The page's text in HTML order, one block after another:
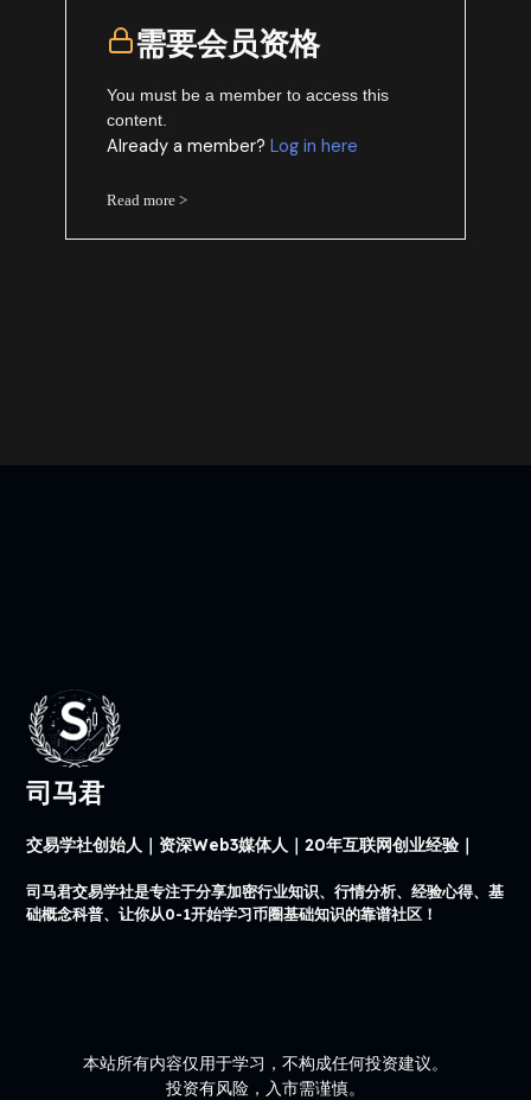
需要会员资格
You must be a member to access this
content.
Already a member?Log in here
Read more >
司马君
交易学社创始人｜资深Web3媒体人｜20年互联网创业经验｜
司马君交易学社是专注于分享加密行业知识、行情分析、经验心得、基
础概念科普、让你从0-1开始学习币圈基础知识的靠谱社区！
本站所有内容仅用于学习，不构成任何投资建议。
投资有风险，入市需谨慎。